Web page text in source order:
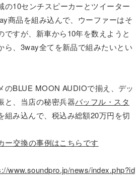
の10センチスピーカーとツイーター
商品を組み込んで、ウーファーはそ
ですが、新車から10年を数えようと
ら、3way全てを新品で組みたいとい
のBLUE MOON AUDIOで揃え、デッ
と、当店の秘密兵器バッフル・スタ
組み込んで、税込み総額20万円を切
ー交換の事例はこちらです
www.soundpro.jp/news/index.php?id